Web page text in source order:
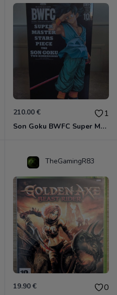
210.00 € 1
Son Goku BWFC Super Master Stars
TheGamingR83
19.90 € 0